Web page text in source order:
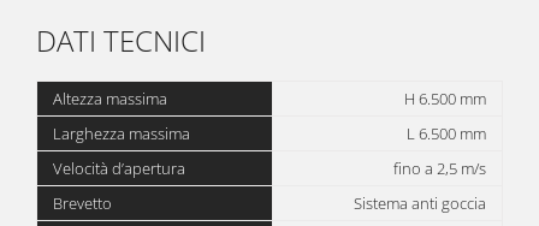
DATI TECNICI
Altezza massima
H 6.500 mm
Larghezza massima
L 6.500 mm
Velocità d’apertura
fino a 2,5 m/s
Brevetto
Sistema anti goccia